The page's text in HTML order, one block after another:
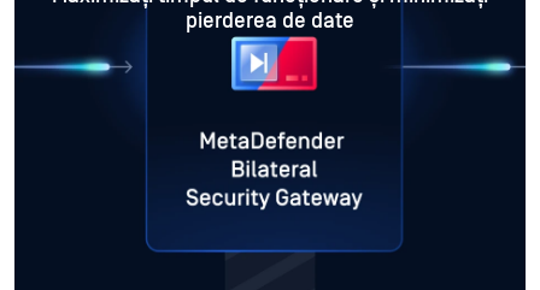
pierderea de date